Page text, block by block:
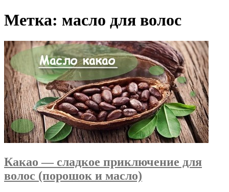
Метка: масло для волос
Какао — сладкое приключение для
волос (порошок и масло)